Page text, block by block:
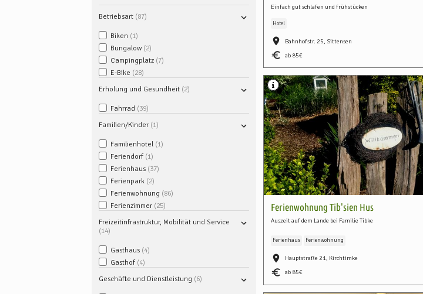
Betriebsart 87
Biken 1
Bungalow 2
Campingplatz 7
E-Bike 28
Erholung und Gesundheit 2
Fahrrad 39
Familien/Kinder 1
Familienhotel 1
Feriendorf 1
Ferienhaus 37
Ferienpark 2
Ferienwohnung 86
Ferienzimmer 25
Freizeitinfrastruktur, Mobilität und Service
14
Gasthaus 4
Gasthof 4
Geschäfte und Dienstleistung 6
Einfach gut schlafen und frühstücken
Bahnhofstr. 25, Sittensen
ab 85
Hotel
Ferienwohnung Tib'sien Hus
Auszeit auf dem Lande bei Familie Tibke
Hauptstraße 21, Kirchtimke
ab 85
Ferienhaus Ferienwohnung